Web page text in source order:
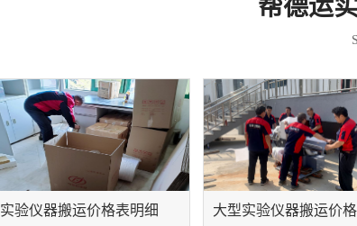
帮德运
实验仪器搬运价格表明细 大型实验仪器搬运价格